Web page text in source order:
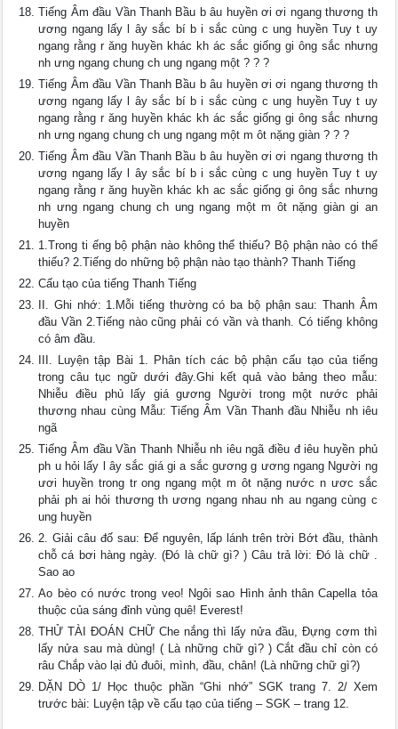
Tiếng Âm đầu Vần Thanh Bầu b âu huyền ơi ơi ngang thương th
ương ngang lấy l ây sắc bí b i sắc cùng c ung huyền Tuy t uy
ngang rằng r ăng huyền khác kh ác sắc giống gi ông sắc nhưng
nh ưng ngang chung ch ung ngang một ? ? ?
Tiếng Âm đầu Vần Thanh Bầu b âu huyền ơi ơi ngang thương th
ương ngang lấy l ây sắc bí b i sắc cùng c ung huyền Tuy t uy
ngang rằng r ăng huyền khác kh ác sắc giống gi ông sắc nhưng
nh ưng ngang chung ch ung ngang một m ôt nặng giàn ? ? ?
Tiếng Âm đầu Vần Thanh Bầu b âu huyền ơi ơi ngang thương th
ương ngang lấy l ây sắc bí b i sắc cùng c ung huyền Tuy t uy
ngang rằng r ăng huyền khác kh ac sắc giống gi ông sắc nhưng
nh ưng ngang chung ch ung ngang một m ôt nặng giàn gi an
huyền
1.Trong ti ếng bộ phận nào không thể thiếu? Bộ phận nào có thể
thiếu? 2.Tiếng do những bộ phận nào tạo thành? Thanh Tiếng
Cấu tạo của tiếng Thanh Tiếng
II. Ghi nhớ: 1.Mỗi tiếng thường có ba bộ phận sau: Thanh Âm
đầu Vần 2.Tiếng nào cũng phải có vần và thanh. Có tiếng không
có âm đầu.
III. Luyện tập Bài 1. Phân tích các bộ phận cấu tạo của tiếng
trong câu tục ngữ dưới đây.Ghi kết quả vào bảng theo mẫu:
Nhiễu điều phủ lấy giá gương Người trong một nước phải
thương nhau cùng Mẫu: Tiếng Âm Vần Thanh đầu Nhiễu nh iêu
ngã
Tiếng Âm đầu Vần Thanh Nhiễu nh iêu ngã điều đ iêu huyền phủ
ph u hỏi lấy l ây sắc giá gi a sắc gương g ương ngang Người ng
ươi huyền trong tr ong ngang một m ôt nặng nước n ươc sắc
phải ph ai hỏi thương th ương ngang nhau nh au ngang cùng c
ung huyền
2. Giải câu đố sau: Để nguyên, lấp lánh trên trời Bớt đầu, thành
chỗ cá bơi hàng ngày. (Đó là chữ gì? ) Câu trả lời: Đó là chữ .
Sao ao
Ao bèo có nước trong veo! Ngôi sao Hình ảnh thân Capella tỏa
thuộc của sáng đỉnh vùng quê! Everest!
THỬ TÀI ĐOÁN CHỮ Che nắng thì lấy nửa đầu, Đựng cơm thì
lấy nửa sau mà dùng! ( Là những chữ gì? ) Cắt đầu chỉ còn có
râu Chắp vào lại đủ đuôi, mình, đầu, chân! (Là những chữ gì?)
DẶN DÒ 1/ Học thuộc phần “Ghi nhớ” SGK trang 7. 2/ Xem
trước bài: Luyện tập về cấu tạo của tiếng – SGK – trang 12.